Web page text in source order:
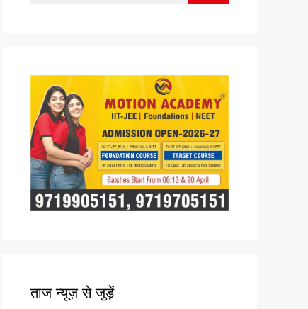
ताज न्यूज़ से जुड़ें